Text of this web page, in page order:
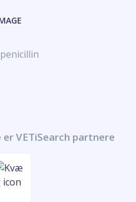
VETiSearch partnere